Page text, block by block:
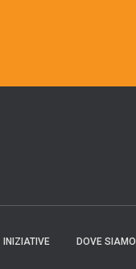
INIZIATIVE DOVE SIAMO